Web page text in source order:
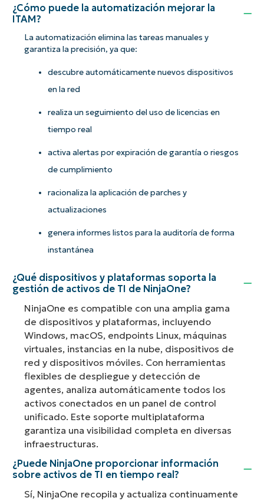
¿Cómo puede la automatización mejorar la
ITAM?
La automatización elimina las tareas manuales y
garantiza la precisión, ya que:
descubre automáticamente nuevos dispositivos
en la red
realiza un seguimiento del uso de licencias en
tiempo real
activa alertas por expiración de garantía o riesgos
de cumplimiento
racionaliza la aplicación de parches y
actualizaciones
genera informes listos para la auditoría de forma
instantánea
¿Qué dispositivos y plataformas soporta la
gestión de activos de TI de NinjaOne?
NinjaOne es compatible con una amplia gama
de dispositivos y plataformas, incluyendo
Windows, macOS, endpoints Linux, máquinas
virtuales, instancias en la nube, dispositivos de
red y dispositivos móviles. Con herramientas
flexibles de despliegue y detección de
agentes, analiza automáticamente todos los
activos conectados en un panel de control
unificado. Este soporte multiplataforma
garantiza una visibilidad completa en diversas
infraestructuras.
¿Puede NinjaOne proporcionar información
sobre activos de TI en tiempo real?
Sí, NinjaOne recopila y actualiza continuamente